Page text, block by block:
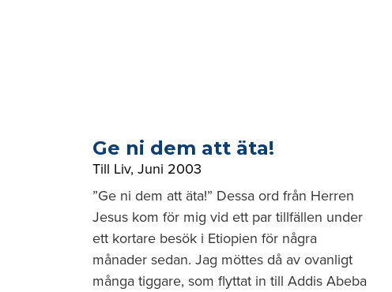
Ge ni dem att äta!
Till Liv, Juni 2003
”Ge ni dem att äta!” Dessa ord från Herren
Jesus kom för mig vid ett par tillfällen under
ett kortare besök i Etiopien för några
månader sedan. Jag möttes då av ovanligt
många tiggare, som flyttat in till Addis Abeba